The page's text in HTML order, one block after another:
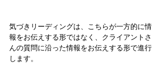
気づきリーディングは、こちらが一方的に情
報をお伝えする形ではなく、クライアントさ
んの質問に沿った情報をお伝えする形で進行
します。